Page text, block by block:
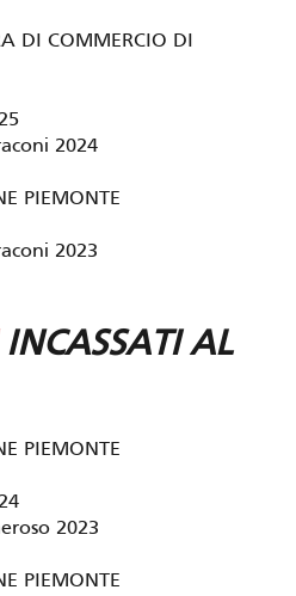
DI COMMERCIO DI
2024
PIEMONTE
2023
AL
PIEMONTE
2023
PIEMONTE